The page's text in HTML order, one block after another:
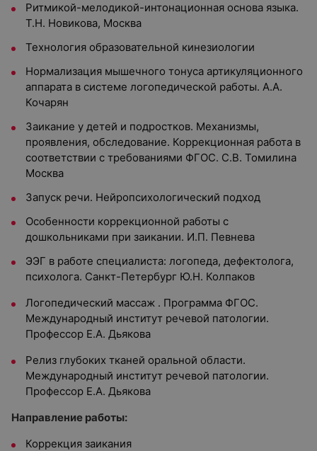
Ритмикой-мелодикой-интонационная основа языка.
Т.Н. Новикова, Москва
Технология образовательной кинезиологии
Нормализация мышечного тонуса артикуляционного
аппарата в системе логопедической работы. А.А.
Кочарян
Заикание у детей и подростков. Механизмы,
проявления, обследование. Коррекционная работа в
соответствии с требованиями ФГОС. С.В. Томилина
Москва
Запуск речи. Нейропсихологический подход
Особенности коррекционной работы с
дошкольниками при заикании. И.П. Певнева
ЭЭГ в работе специалиста: логопеда, дефектолога,
психолога. Санкт-Петербург Ю.Н. Колпаков
Логопедический массаж . Программа ФГОС.
Международный институт речевой патологии.
Профессор Е.А. Дьякова
Релиз глубоких тканей оральной области.
Международный институт речевой патологии.
Профессор Е.А. Дьякова
Направление работы:
Коррекция заикания